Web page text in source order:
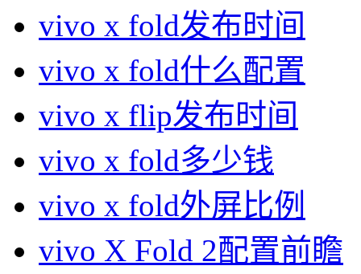
vivo x fold发布时间
vivo x fold什么配置
vivo x flip发布时间
vivo x fold多少钱
vivo x fold外屏比例
vivo X Fold 2配置前瞻